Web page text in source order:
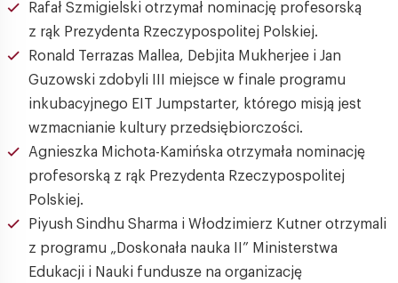
Rafał Szmigielski otrzymał nominację profesorską
z rąk Prezydenta Rzeczypospolitej Polskiej.
Ronald Terrazas Mallea, Debjita Mukherjee i Jan
Guzowski zdobyli III miejsce w finale programu
inkubacyjnego EIT Jumpstarter, którego misją jest
wzmacnianie kultury przedsiębiorczości.
Agnieszka Michota-Kamińska otrzymała nominację
profesorską z rąk Prezydenta Rzeczypospolitej
Polskiej.
Piyush Sindhu Sharma i Włodzimierz Kutner otrzymali
z programu „Doskonała nauka II” Ministerstwa
Edukacji i Nauki fundusze na organizację